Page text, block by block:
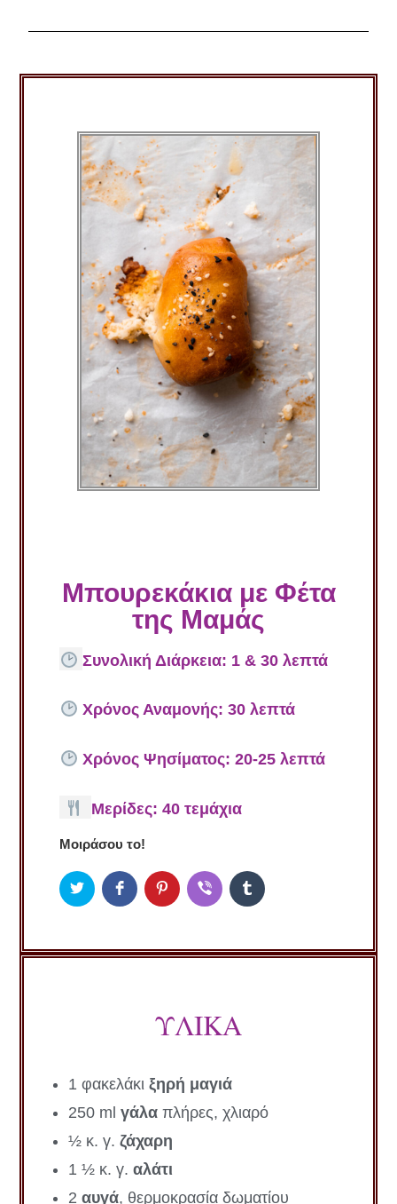
Μπουρεκάκια με Φέτα
της Μαμάς
Συνολική Διάρκεια: 1 & 30 λεπτά
Χρόνος Αναμονής: 30 λεπτά
Χρόνος Ψησίματος: 20-25 λεπτά
Μερίδες: 40 τεμάχια
Μοιράσου το!
ΥΛΙΚΑ
1 φακελάκιξηρή μαγιά
250 mlγάλα πλήρες, χλιαρό
½ κ. γ.ζάχαρη
1 ½ κ. γ.αλάτι
2αυγά, θερμοκρασία δωματίου